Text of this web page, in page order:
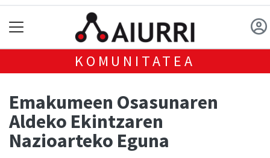
KOMUNITATEA
Emakumeen Osasunaren
Aldeko Ekintzaren
Nazioarteko Eguna